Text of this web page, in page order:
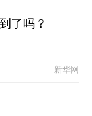
了吗？
新华网